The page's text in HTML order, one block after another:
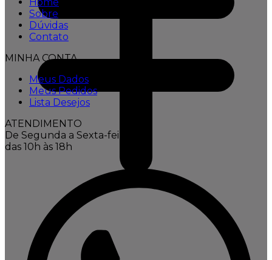
Home
Sobre
Dúvidas
Contato
MINHA CONTA
Meus Dados
Meus Pedidos
Lista Desejos
ATENDIMENTO
De Segunda a Sexta-feira,
das 10h às 18h